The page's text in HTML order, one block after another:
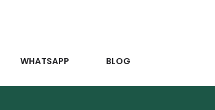
WHATSAPP BLOG